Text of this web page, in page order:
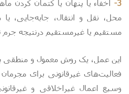
3-
اخفاء یا پنهان یا کتمان کردن
محل، نقل و انتقال، جابه‌جایی،
مستقیم یا غیرمستقیم درنتیجه
این عمل، یک روش معمول و منطقی
فعالیت‌های غیرقانونی برای
وسیع اعمال غیراخلاقی و